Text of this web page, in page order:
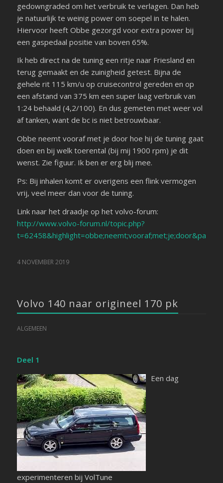
gedowngraded om het verbruik te verlagen. Dan heb
je natuurlijk te weinig power om soepel in te halen.
Hiervoor heeft Obbe gezorgd voor extra power bij
een gaspedaal positie van boven 65%.
Ik heb direct na de tuning een ritje naar Friesland en
terug gemaakt en de zuinigheid getest. Bijna de
gehele rit 115 km/u op cruisecontrol gereden en op
een afstand van 375 km een super laag verbruik van
1:24 behaald (4,2/100). En dus gemeten met weer vol
af tanken, want de bc is niet betrouwbaar.
Obbe neemt vooraf met je door hoe hij de tuning gaat
doen en bij welk toerental (bij mij 1900 rpm) je dit
wenst. Zie figuur. Ik ben er erg blij mee.
Ps: Bij inhalen komt er overigens een flink vermogen
vrij, veel meer dan voor de tuning.
Link naar het draadje op het volvo-forum:
http://www.volvo-forum.nl/topic.php?
4 NOVEMBER 2019
Volvo 140 naar origineel 170 pk
ALGEMEEN
Deel 1
Een dag
experimenteren bij VolTune